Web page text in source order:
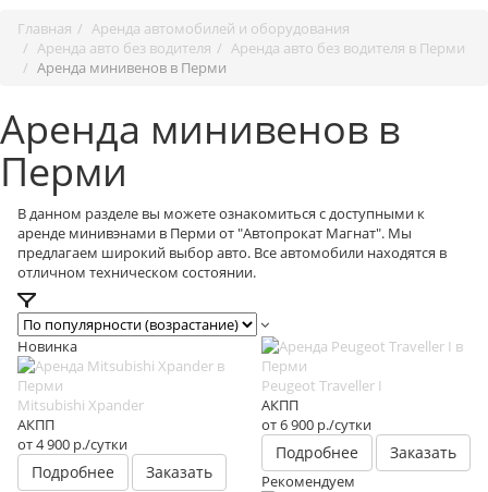
Главная
Аренда автомобилей и оборудования
Аренда авто без водителя
Аренда авто без водителя в Перми
Аренда минивенов в Перми
Аренда минивенов в
Перми
В данном разделе вы можете ознакомиться с доступными к
аренде минивэнами в Перми от "Автопрокат Магнат". Мы
предлагаем широкий выбор авто. Все автомобили находятся в
отличном техническом состоянии.
Новинка
Mitsubishi Xpander
АКПП
от 4 900 р./сутки
Подробнее Заказать
Peugeot Traveller I
АКПП
от 6 900 р./сутки
Подробнее Заказать
Рекомендуем